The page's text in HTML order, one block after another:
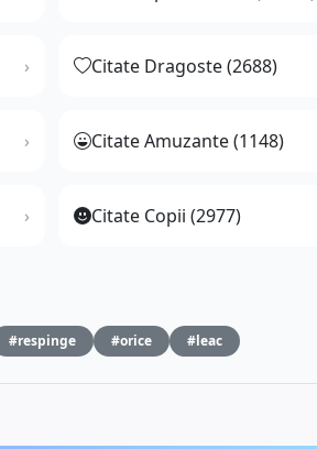
Citate Dragoste (2688)
Citate Amuzante (1148)
Citate Copii (2977)
#respinge #orice #leac